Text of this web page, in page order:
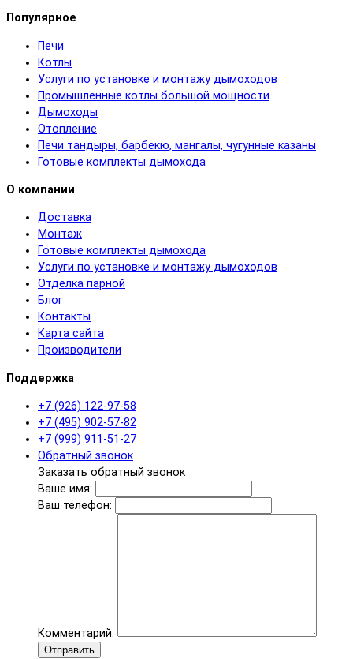
Популярное
Печи
Котлы
Услуги по установке и монтажу дымоходов
Промышленные котлы большой мощности
Дымоходы
Отопление
Печи тандыры, барбекю, мангалы, чугунные казаны
Готовые комплекты дымохода
О компании
Доставка
Монтаж
Готовые комплекты дымохода
Услуги по установке и монтажу дымоходов
Отделка парной
Блог
Контакты
Карта сайта
Производители
Поддержка
+7 (926) 122-97-58
+7 (495) 902-57-82
+7 (999) 911-51-27
Обратный звонок
Заказать обратный звонок
Ваше имя:
Ваш телефон:
Комментарий:
Отправить